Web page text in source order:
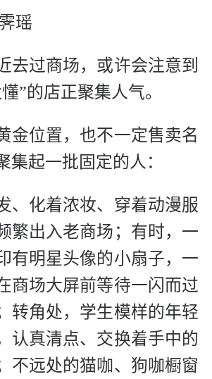
瑶
去过商场，或许会注意到
”的店正聚集人气。
金位置，也不一定售卖名
集起一批固定的人：
、化着浓妆、穿着动漫服
繁出入老商场；有时，一
有明星头像的小扇子，一
商场大屏前等待一闪而过
转角处，学生模样的年轻
认真清点、交换着手中的
不远处的猫咖、狗咖橱窗